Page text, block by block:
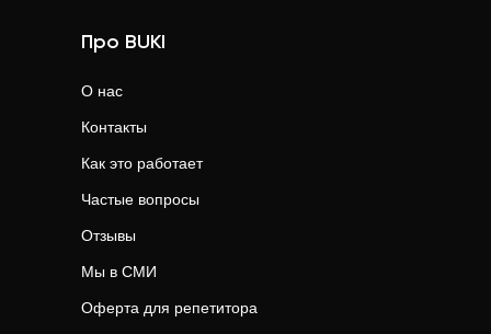
Про BUKI
О нас
Контакты
Как это работает
Частые вопросы
Отзывы
Мы в СМИ
Оферта для репетитора